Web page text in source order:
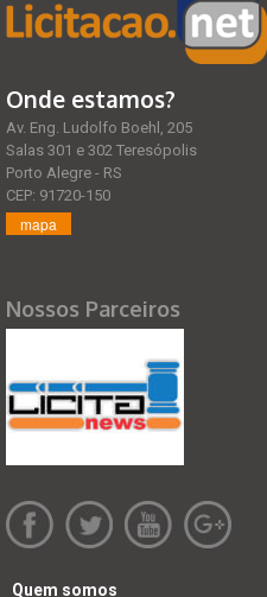
Onde estamos?
Av. Eng. Ludolfo Boehl, 205
Salas 301 e 302 Teresópolis
Porto Alegre - RS
CEP: 91720-150
mapa
Nossos Parceiros
Quem somos